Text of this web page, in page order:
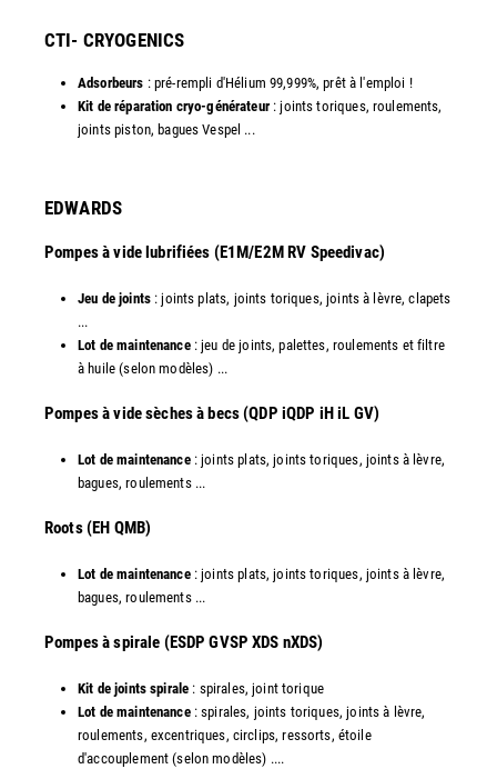
CTI- CRYOGENICS
Adsorbeurs : pré-rempli d'Hélium 99,999%, prêt à l'emploi !
Kit de réparation cryo-générateur: joints toriques, roulements,
joints piston, bagues Vespel ... ​
EDWARDS
Pompes à vide lubrifiées (E1M/E2M RV Speedivac)
Jeu de joints: joints plats, joints toriques, joints à lèvre, clapets
...
Lot de maintenance: jeu de joints, palettes, roulements et filtre
à huile (selon modèles) ...
​Pompes à vide sèches à becs (QDP iQDP iH iL GV)
Lot de maintenance: joints plats, joints toriques, joints à lèvre,
bagues, roulements ...
Roots (EH QMB)
Lot de maintenance : joints plats, joints toriques, joints à lèvre,
bagues, roulements ...
​Pompes à spirale (ESDP GVSP XDS nXDS)
Kit de joints spirale : spirales, joint torique
Lot de maintenance: spirales, joints toriques, joints à lèvre,
roulements, excentriques, circlips, ressorts, étoile
d'accouplement (selon modèles) ....​